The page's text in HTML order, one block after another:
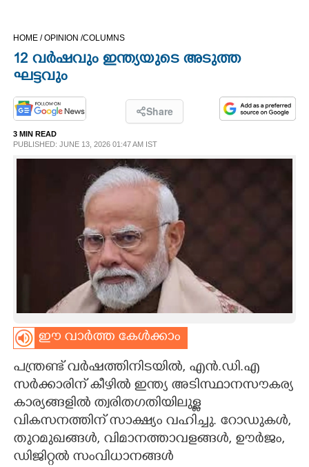
OPINION
ASTRO
CARTOONS
LITERATURE
ZOOM
HOME /OPINION /COLUMNS
12 വർഷവും ഇന്ത്യയുടെ അടുത്ത
ഘട്ടവും
Share
3 MIN READ
PUBLISHED: JUNE 13, 2026 01:47 AM IST
ഈ വാർത്ത കേൾക്കാം
പന്ത്രണ്ട് വർഷത്തിനിടയിൽ, എൻ‌.ഡി‌.എ
സർക്കാരിന് കീഴിൽ ഇന്ത്യ അടിസ്ഥാനസൗകര്യ
കാര്യങ്ങളിൽ ത്വരിതഗതിയിലുള്ള
വികസനത്തിന് സാക്ഷ്യം വഹിച്ചു. റോഡുകൾ,
തുറമുഖങ്ങൾ, വിമാനത്താവളങ്ങൾ, ഊർജം,
ഡിജിറ്റൽ സംവിധാനങ്ങൾ